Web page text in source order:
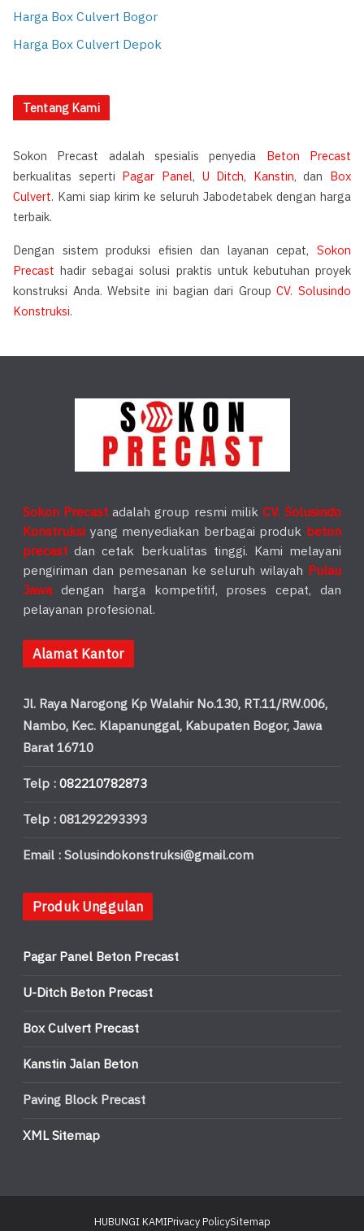
Harga Box Culvert Bogor
Harga Box Culvert Depok
Tentang Kami
Sokon Precast adalah spesialis penyedia Beton Precast
berkualitas seperti Pagar Panel, U Ditch, Kanstin, dan Box
Culvert. Kami siap kirim ke seluruh Jabodetabek dengan harga
terbaik.
Dengan sistem produksi efisien dan layanan cepat, Sokon
Precast hadir sebagai solusi praktis untuk kebutuhan proyek
konstruksi Anda. Website ini bagian dari GroupCV. Solusindo
Konstruksi.
Sokon Precast adalah group resmi milik CV. Solusindo
Konstruksi yang menyediakan berbagai produk beton
precast dan cetak berkualitas tinggi. Kami melayani
pengiriman dan pemesanan ke seluruh wilayah Pulau
Jawadengan harga kompetitif, proses cepat, dan
pelayanan profesional.
Alamat Kantor
Jl. Raya Narogong Kp Walahir No.130, RT.11/RW.006,
Nambo, Kec. Klapanunggal, Kabupaten Bogor, Jawa
Barat 16710
Telp :082210782873
Telp : 081292293393
Email : Solusindokonstruksi@gmail.com
Produk Unggulan
Pagar Panel Beton Precast
U-Ditch Beton Precast
Box Culvert Precast
Kanstin Jalan Beton
Paving Block Precast
XML Sitemap
HUBUNGI KAMIPrivacy PolicySitemap